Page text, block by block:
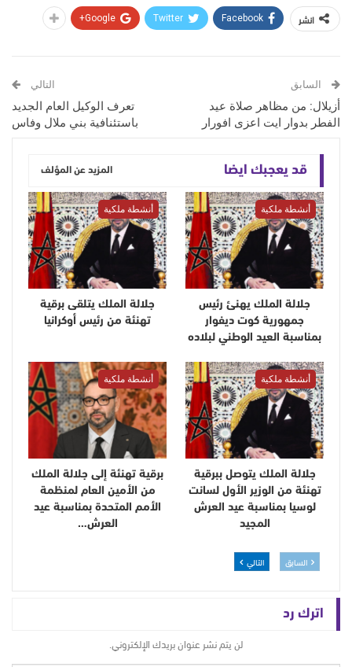
انشر Facebook
Twitter
Google+
السابق
أزيلال: من مظاهر صلاة عيد
الفطر بدوار ايت اعزى افورار
التالي
تعرف الوكيل العام الجديد
باستئنافية بني ملال وفاس
قد يعجبك ايضا المزيد عن المؤلف
أنشطة ملكية
جلالة الملك يهنئ رئيس
جمهورية كوت ديفوار
بمناسبة العيد الوطني لبلاده
أنشطة ملكية
جلالة الملك يتلقى برقية
تهنئة من رئيس أوكرانيا
أنشطة ملكية
جلالة الملك يتوصل ببرقية
تهنئة من الوزير الأول لسانت
لوسيا بمناسبة عيد العرش
المجيد
أنشطة ملكية
برقية تهنئة إلى جلالة الملك
من الأمين العام لمنظمة
الأمم المتحدة بمناسبة عيد
العرش…
السابق التالي
اترك رد
لن يتم نشر عنوان بريدك الإلكتروني.